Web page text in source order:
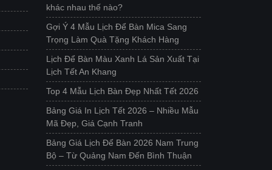
khác nhau thế nào?
Gợi Ý 4 Mẫu Lịch Để Bàn Mica Sang
Trọng Làm Quà Tặng Khách Hàng
Lịch Để Bàn Màu Xanh Lá Sản Xuất Tại
Lịch Tết An Khang
Top 4 Mẫu Lịch Bàn Đẹp Nhất Tết 2026
Bảng Giá In Lịch Tết 2026 – Nhiều Mẫu
Mã Đẹp, Giá Cạnh Tranh
Bảng Giá Lịch Để Bàn 2026 Nam Trung
Bộ – Từ Quảng Nam Đến Bình Thuận